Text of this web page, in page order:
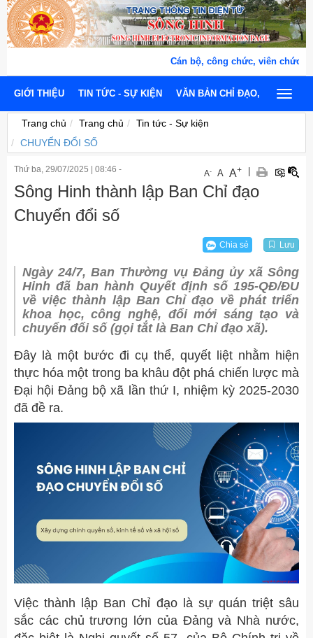
Cán bộ, công chức, viên chức, người
GIỚI THIỆU TIN TỨC - SỰ KIỆN VĂN BẢN CHỈ ĐẠO, ĐIỀU HÀNH
Toggle
Trang chủ Trang chủ
Tin tức - Sự kiện
CHUYỂN ĐỔI SỐ
Thứ ba, 29/07/2025 08:46 - A- A A+
Sông Hinh thành lập Ban Chỉ đạo
Chuyển đổi số
Chia sẻ Lưu
Ngày 24/7, Ban Thường vụ Đảng ủy xã Sông
Hinh đã ban hành Quyết định số 195-QĐ/ĐU
về việc thành lập Ban Chỉ đạo về phát triển
khoa học, công nghệ, đổi mới sáng tạo và
chuyển đổi số (gọi tắt là Ban Chỉ đạo xã).
Đây là một bước đi cụ thể, quyết liệt nhằm hiện
thực hóa một trong ba khâu đột phá chiến lược mà
Đại hội Đảng bộ xã lần thứ I, nhiệm kỳ 2025-2030
đã đề ra.
Việc thành lập Ban Chỉ đạo là sự quán triệt sâu
sắc các chủ trương lớn của Đảng và Nhà nước,